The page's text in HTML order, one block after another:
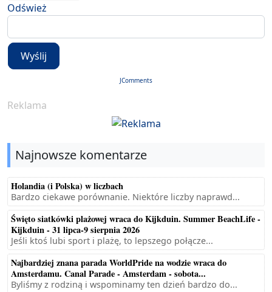
Odśwież
Wyślij
JComments
Reklama
Najnowsze komentarze
Holandia (i Polska) w liczbach
Bardzo ciekawe porównanie. Niektóre liczby naprawd...
Święto siatkówki plażowej wraca do Kijkduin. Summer BeachLife -
Kijkduin - 31 lipca-9 sierpnia 2026
Jeśli ktoś lubi sport i plażę, to lepszego połącze...
Najbardziej znana parada WorldPride na wodzie wraca do
Amsterdamu. Canal Parade - Amsterdam - sobota...
Byliśmy z rodziną i wspominamy ten dzień bardzo do...